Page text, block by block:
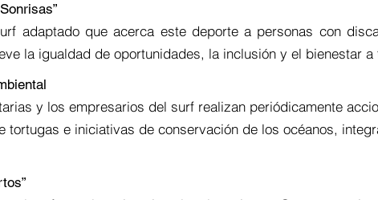
adaptado que acerca este deporte a personas con
la igualdad de oportunidades, la inclusión y el bienestar
y los empresarios del surf realizan periódicamente
tortugas e iniciativas de conservación de los océanos,